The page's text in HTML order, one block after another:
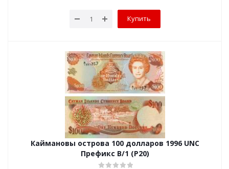
Купить
Каймановы острова 100 долларов 1996 UNC
Префикс В/1 (P20)